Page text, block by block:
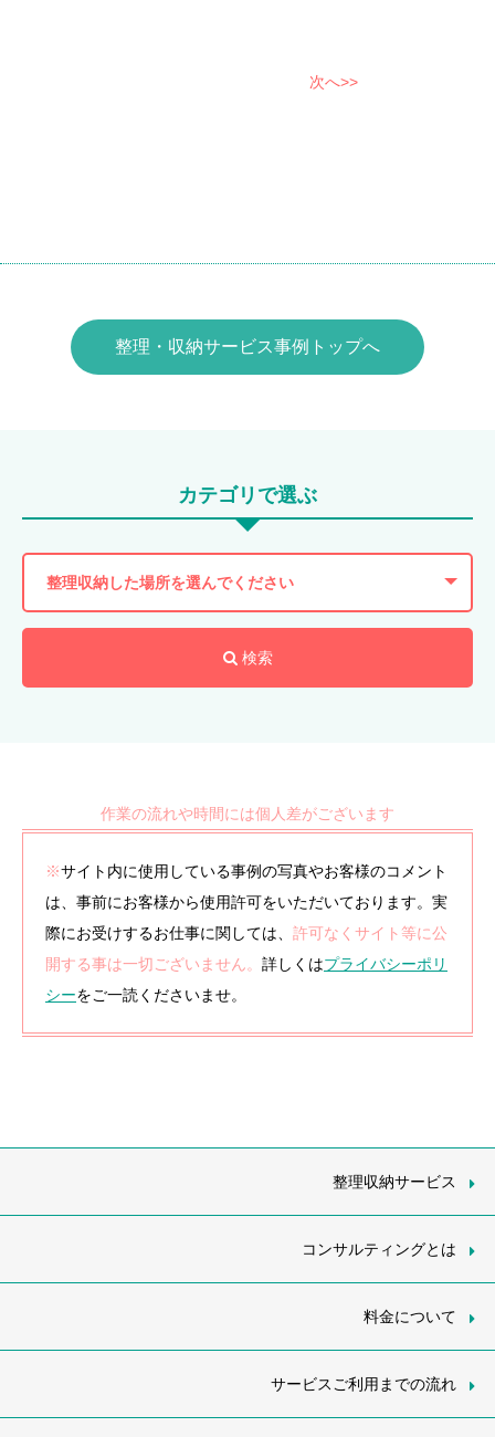
次へ>>
整理・収納サービス事例トップへ
カテゴリで選ぶ
作業の流れや時間には個人差がございます
※サイト内に使用している事例の写真やお客様のコメント
は、事前にお客様から使用許可をいただいております。実
際にお受けするお仕事に関しては、 許可なくサイト等に公
開する事は一切ございません。 詳しくはプライバシーポリ
シーをご一読くださいませ。
整理収納サービス
コンサルティングとは
料金について
サービスご利用までの流れ